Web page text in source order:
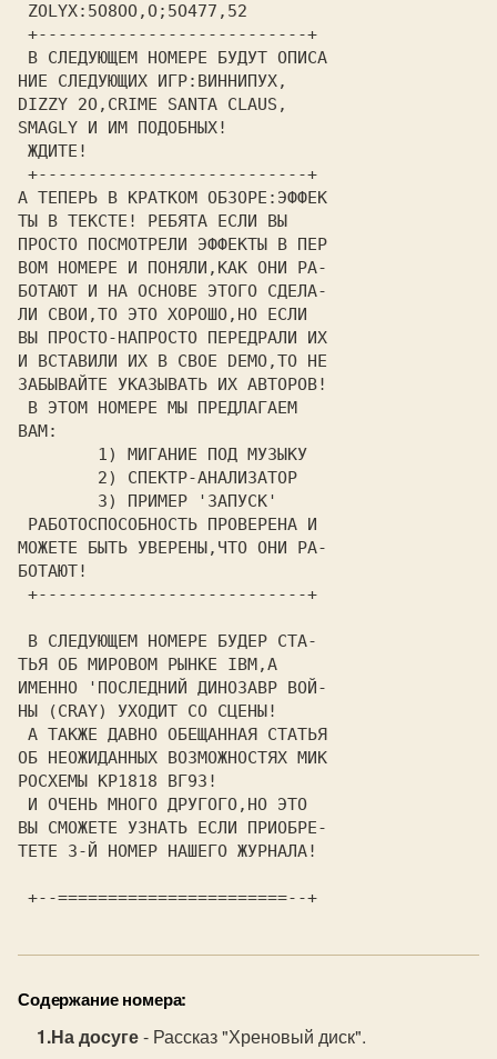
ZOLYX:5О8ОО,О;5О477,52
+---------------------------+
В СЛЕДУЮЩЕМ НОМЕРЕ БУДУТ ОПИСА
НИЕ СЛЕДУЮЩИХ ИГР:ВИННИПУХ,
DIZZY 2О,CRIME SANTA CLAUS,
SMAGLY И ИМ ПОДОБНЫХ!
ЖДИТЕ!
+---------------------------+
А ТЕПЕРЬ В КРАТКОМ ОБЗОРЕ:ЭФФЕК
ТЫ В ТЕКСТЕ! РЕБЯТА ЕСЛИ ВЫ
ПРОСТО ПОСМОТРЕЛИ ЭФФЕКТЫ В ПЕР
ВОМ НОМЕРЕ И ПОНЯЛИ,КАК ОНИ РА-
БОТАЮТ И НА ОСНОВЕ ЭТОГО СДЕЛА-
ЛИ СВОИ,ТО ЭТО ХОРОШО,НО ЕСЛИ
ВЫ ПРОСТО-НАПРОСТО ПЕРЕДРАЛИ ИХ
И ВСТАВИЛИ ИХ В СВОЕ DEMO,ТО НЕ
ЗАБЫВАЙТЕ УКАЗЫВАТЬ ИХ АВТОРОВ!
В ЭТОМ НОМЕРЕ МЫ ПРЕДЛАГАЕМ
ВАМ:
        1) МИГАНИЕ ПОД МУЗЫКУ
        2) СПЕКТР-АНАЛИЗАТОР
        З) ПРИМЕР 'ЗАПУСК'
РАБОТОСПОСОБНОСТЬ ПРОВЕРЕНА И
МОЖЕТЕ БЫТЬ УВЕРЕНЫ,ЧТО ОНИ РА-
БОТАЮТ!
+---------------------------+
В СЛЕДУЮЩЕМ НОМЕРЕ БУДЕР СТА-
ТЬЯ ОБ МИРОВОМ РЫНКЕ IBM,А
ИМЕННО 'ПОСЛЕДНИЙ ДИНОЗАВР ВОЙ-
НЫ (CRAY) УХОДИТ СО СЦЕНЫ!
А ТАКЖЕ ДАВНО ОБЕЩАННАЯ СТАТЬЯ
ОБ НЕОЖИДАННЫХ ВОЗМОЖНОСТЯХ МИК
РОСХЕМЫ КР1818 ВГ9З!
И ОЧЕНЬ МНОГО ДРУГОГО,НО ЭТО
ВЫ СМОЖЕТЕ УЗНАТЬ ЕСЛИ ПРИОБРЕ-
ТЕТЕ З-Й НОМЕР НАШЕГО ЖУРНАЛА!
+--=======================--+
Содержание номера:
На досуге- Рассказ "Хреновый диск".